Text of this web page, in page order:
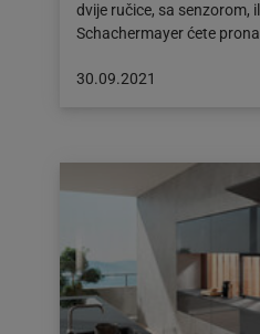
dvije ručice, sa senzorom,
Schachermayer ćete
Objava
30.09.2021